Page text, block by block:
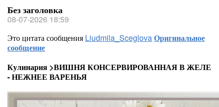
Без заголовка
08-07-2026 18:59
Это цитата сообщения Liudmila_SceglovaОригинальное
сообщение
Кулинария >ВИШНЯ КОНСЕРВИРОВАННАЯ В ЖЕЛЕ
- НЕЖНЕЕ ВАРЕНЬЯ